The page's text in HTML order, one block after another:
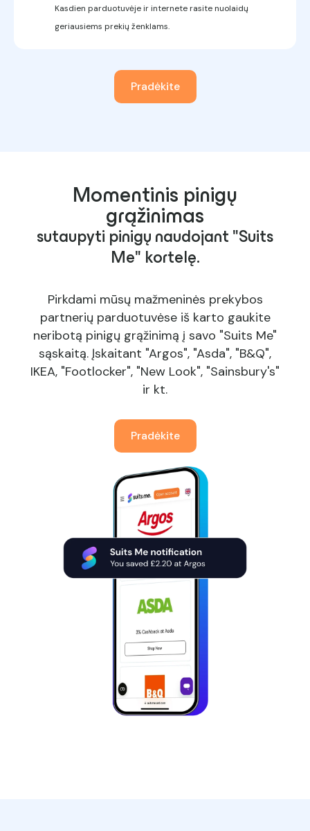
Kasdien parduotuvėje ir internete rasite nuolaidų
geriausiems prekių ženklams.
Pradėkite
Momentinis pinigų
grąžinimas
sutaupyti pinigų naudojant "Suits
Me" kortelę.
Pirkdami mūsų mažmeninės prekybos
partnerių parduotuvėse iš karto gaukite
neribotą pinigų grąžinimą į savo "Suits Me"
sąskaitą. Įskaitant "Argos", "Asda", "B&Q",
IKEA, "Footlocker", "New Look", "Sainsbury's"
ir kt.
Pradėkite